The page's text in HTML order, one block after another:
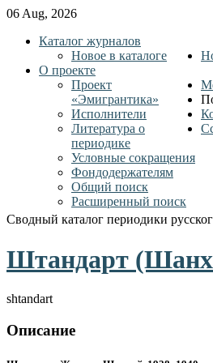
06 Aug, 2026
Каталог журналов
Новое в каталоге
О проекте
Проект
«Эмигрантика»
Исполнители
Литература о
периодике
Условные сокращения
Фондодержателям
Общий поиск
Расширенный поиск
Сводный каталог периодики
Штандарт
shtandart
Описание